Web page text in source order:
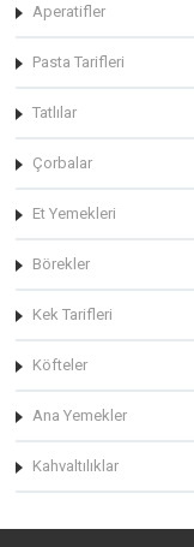
Aperatifler
Pasta Tarifleri
Tatlılar
Çorbalar
Et Yemekleri
Börekler
Kek Tarifleri
Köfteler
Ana Yemekler
Kahvaltılıklar